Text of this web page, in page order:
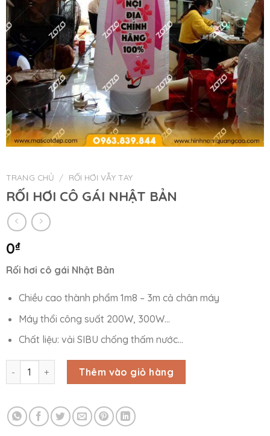
TRANG CHỦ / RỐI HƠI VẪY TAY
RỐI HƠI CÔ GÁI NHẬT BẢN
0₫
Rối hơi cô gái Nhật Bản
Chiều cao thành phẩm 1m8 – 3m cả chân máy
Máy thổi công suất 200W, 300W…
Chất liệu: vải SIBU chống thấm nước…
RỐI HƠI CÔ GÁI NHẬT BẢN số lượng
Thêm vào giỏ hàng